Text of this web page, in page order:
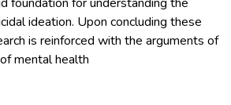
ideation. Upon concluding these
is reinforced with the arguments of
mental health